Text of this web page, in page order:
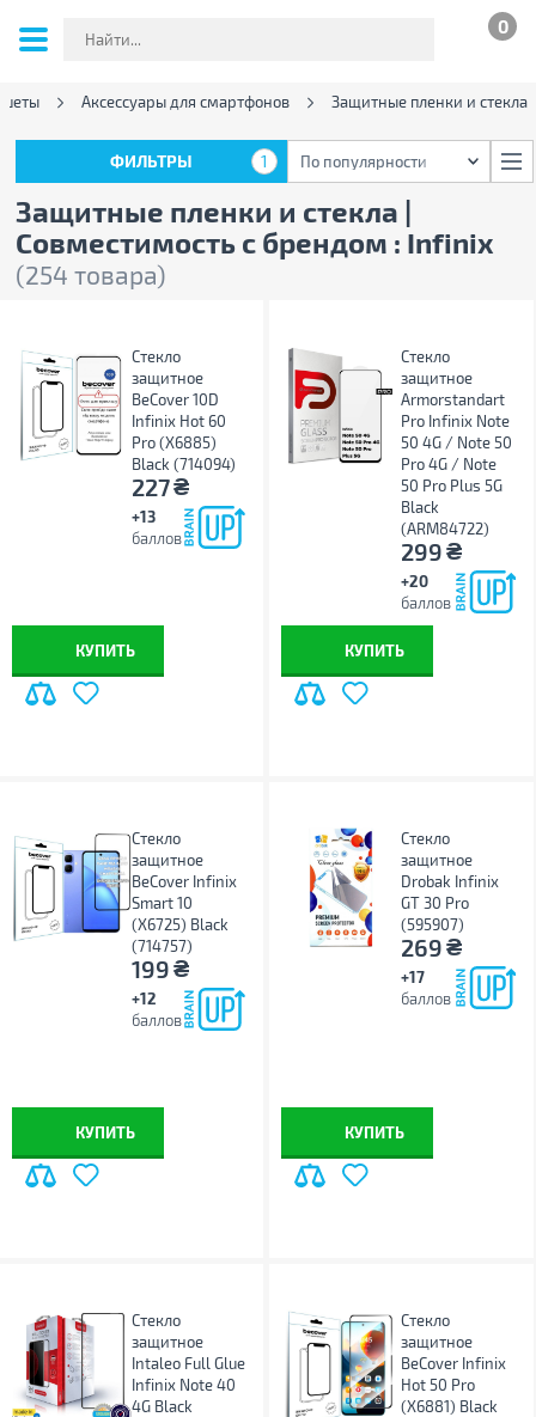
0
Аксессуары для смартфонов Защитные пленки и стекла
Защитные пленки и стекла |
Совместимость с брендом : Infinix
(254 товара)
ФИЛЬТРЫ 1 По популярности
Стекло
защитное
BeCover 10D
Infinix Hot 60
Pro (X6885)
Black (714094)
227₴
+13
баллов
КУПИТЬ
Стекло
защитное
Armorstandart
Pro Infinix Note
50 4G / Note 50
Pro 4G / Note
50 Pro Plus 5G
Black
(ARM84722)
299₴
+20
баллов
КУПИТЬ
Стекло
защитное
BeCover Infinix
Smart 10
(X6725) Black
(714757)
199₴
+12
баллов
КУПИТЬ
Стекло
защитное
Drobak Infinix
GT 30 Pro
(595907)
269₴
+17
баллов
КУПИТЬ
Стекло
защитное
Intaleo Full Glue
Infinix Note 40
4G Black
Стекло
защитное
BeCover Infinix
Hot 50 Pro
(X6881) Black
ФИЛЬТРЫ 1 По популярности